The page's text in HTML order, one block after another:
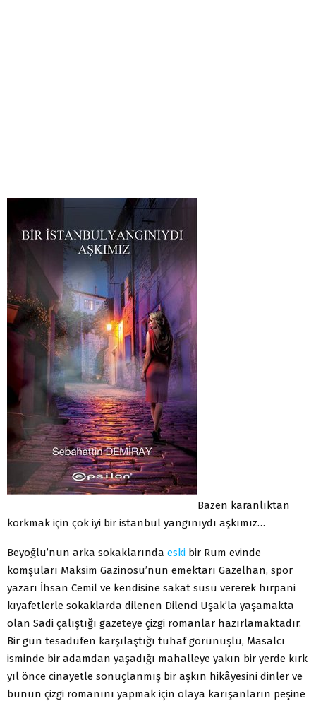
Bazen karanlıktan
korkmak için çok iyi bir istanbul yangınıydı aşkımız…
Beyoğlu’nun arka sokaklarında eski bir Rum evinde
komşuları Maksim Gazinosu’nun emektarı Gazelhan, spor
yazarı İhsan Cemil ve kendisine sakat süsü vererek hırpani
kıyafetlerle sokaklarda dilenen Dilenci Uşak’la yaşamakta
olan Sadi çalıştığı gazeteye çizgi romanlar hazırlamaktadır.
Bir gün tesadüfen karşılaştığı tuhaf görünüşlü, Masalcı
isminde bir adamdan yaşadığı mahalleye yakın bir yerde kırk
yıl önce cinayetle sonuçlanmış bir aşkın hikâyesini dinler ve
bunun çizgi romanını yapmak için olaya karışanların peşine